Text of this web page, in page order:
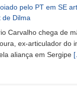
pelo PT em SE
de Dilma
Carvalho chega de
ex-articulador do
aliança em Sergipe